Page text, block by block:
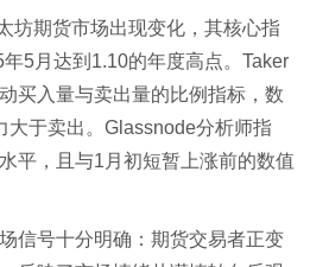
坊期货市场出现变化，其核心指
年5月达到1.10的年度高点。Taker
买入量与卖出量的比例指标，数
大于卖出。Glassnode分析师指
平，且与1月初短暂上涨前的数值
信号十分明确：期货交易者正变